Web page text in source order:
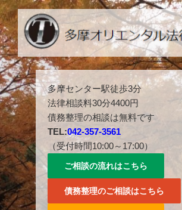
コ
ン
テ
ン
ツ
へ
ス
キ
ッ
プ
多摩センター駅徒歩３分。042-357-3561。
多摩センター駅徒歩3分
法律相談料30分4400円
債務整理の相談は無料です
TEL:042-357-3561
（受付時間10:00～17:00）
ご相談の流れはこちら
債務整理のご相談はこちら